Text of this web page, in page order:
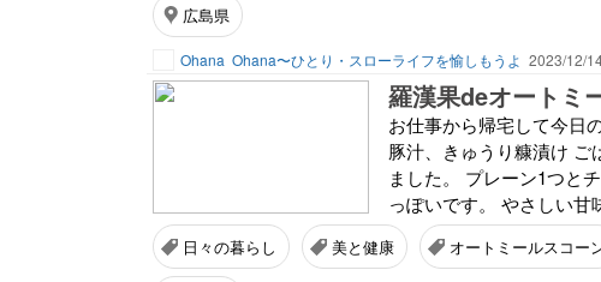
広島県
Ohana Ohana〜ひとり・スローライフを愉しもうよ 2023/12/
羅漢果deオートミ
お仕事から帰宅して今日
豚汁、きゅうり糠漬け ご
ました。 プレーン1つと
っぽいです。 やさしい
日々の暮らし 美と健康 オートミールスコー